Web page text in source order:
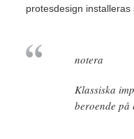
protesdesign installeras
notera
Klassiska
beroende på